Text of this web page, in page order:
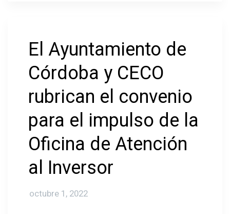
El Ayuntamiento de
Córdoba y CECO
rubrican el convenio
para el impulso de la
Oficina de Atención
al Inversor
octubre 1, 2022